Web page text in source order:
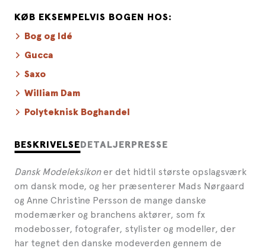
BESKRIVELSE DETALJER PRESSE
Dansk Modeleksikoner det hidtil største opslagsværk
om dansk mode, og her præsenterer Mads Nørgaard
og Anne Christine Persson de mange danske
modemærker og branchens aktører, som fx
modebosser, fotografer, stylister og modeller, der
har tegnet den danske modeverden gennem de
KØB EKSEMPELVIS BOGEN HOS:
Bog og Idé
Gucca
Saxo
William Dam
Polyteknisk Boghandel